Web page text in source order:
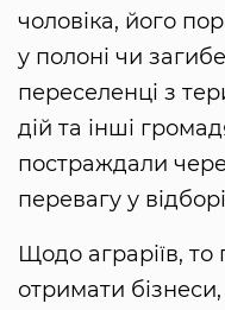
чоловіка, його
у полоні чи
переселенці з
дій та інші
постраждали
перевагу у
Щодо аграріїв,
отримати